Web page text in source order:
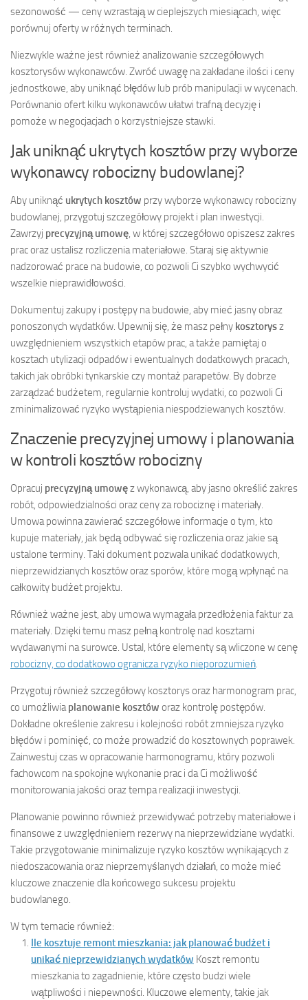
sezonowość — ceny wzrastają w cieplejszych miesiącach, więc
porównuj oferty w różnych terminach.
Niezwykle ważne jest również analizowanie szczegółowych
kosztorysów wykonawców. Zwróć uwagę na zakładane ilości i ceny
jednostkowe, aby uniknąć błędów lub prób manipulacji w wycenach.
Porównanio ofert kilku wykonawców ułatwi trafną decyzję i
pomoże w negocjacjach o korzystniejsze stawki.
Jak uniknąć ukrytych kosztów przy wyborze
wykonawcy robocizny budowlanej?
Aby uniknąć ukrytych kosztów przy wyborze wykonawcy robocizny
budowlanej, przygotuj szczegółowy projekt i plan inwestycji.
Zawrzyj precyzyjną umowę, w której szczegółowo opiszesz zakres
prac oraz ustalisz rozliczenia materiałowe. Staraj się aktywnie
nadzorować prace na budowie, co pozwoli Ci szybko wychwycić
wszelkie nieprawidłowości.
Dokumentuj zakupy i postępy na budowie, aby mieć jasny obraz
ponoszonych wydatków. Upewnij się, że masz pełny kosztorysz
uwzględnieniem wszystkich etapów prac, a także pamiętaj o
kosztach utylizacji odpadów i ewentualnych dodatkowych pracach,
takich jak obróbki tynkarskie czy montaż parapetów. By dobrze
zarządzać budżetem, regularnie kontroluj wydatki, co pozwoli Ci
zminimalizować ryzyko wystąpienia niespodziewanych kosztów.
Znaczenie precyzyjnej umowy i planowania
w kontroli kosztów robocizny
Opracuj precyzyjną umowęz wykonawcą, aby jasno określić zakres
robót, odpowiedzialności oraz ceny za robociznę i materiały.
Umowa powinna zawierać szczegółowe informacje o tym, kto
kupuje materiały, jak będą odbywać się rozliczenia oraz jakie są
ustalone terminy. Taki dokument pozwala unikać dodatkowych,
nieprzewidzianych kosztów oraz sporów, które mogą wpłynąć na
całkowity budżet projektu.
Również ważne jest, aby umowa wymagała przedłożenia faktur za
materiały. Dzięki temu masz pełną kontrolę nad kosztami
wydawanymi na surowce. Ustal, które elementy są wliczone w cenę
robocizny, co dodatkowo ogranicza ryzyko nieporozumień.
Przygotuj również szczegółowy kosztorys oraz harmonogram prac,
co umożliwiaplanowanie kosztów oraz kontrolę postępów.
Dokładne określenie zakresu i kolejności robót zmniejsza ryzyko
błędów i pominięć, co może prowadzić do kosztownych poprawek.
Zainwestuj czas w opracowanie harmonogramu, który pozwoli
fachowcom na spokojne wykonanie prac i da Ci możliwość
monitorowania jakości oraz tempa realizacji inwestycji.
Planowanie powinno również przewidywać potrzeby materiałowe i
finansowe z uwzględnieniem rezerwy na nieprzewidziane wydatki.
Takie przygotowanie minimalizuje ryzyko kosztów wynikających z
niedoszacowania oraz nieprzemyślanych działań, co może mieć
kluczowe znaczenie dla końcowego sukcesu projektu
budowlanego.
W tym temacie również:
Ile kosztuje remont mieszkania: jak planować budżet i
unikać nieprzewidzianych wydatków Koszt remontu
mieszkania to zagadnienie, które często budzi wiele
wątpliwości i niepewności. Kluczowe elementy, takie jak